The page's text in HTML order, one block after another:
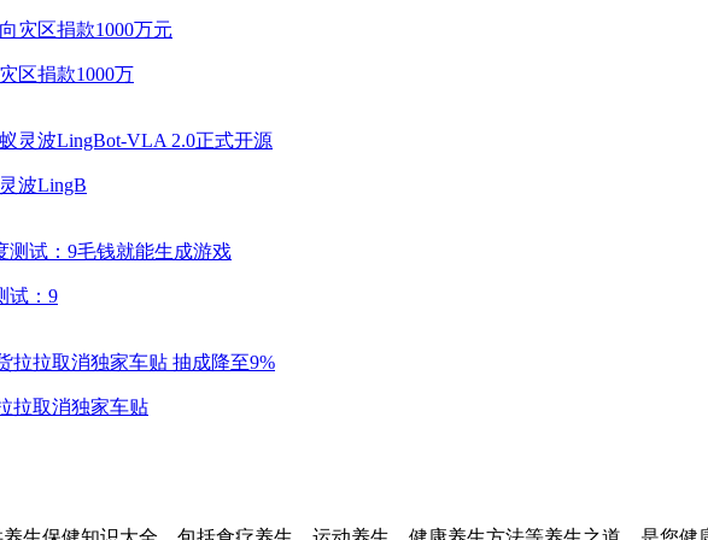
区捐款1000万
波LingB
试：9
拉取消独家车贴